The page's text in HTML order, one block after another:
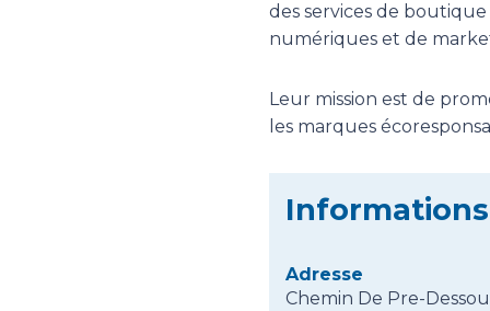
des services de
numériques et de
Leur mission est de
les marques
Adresse
Chemin De Pre-Dessous